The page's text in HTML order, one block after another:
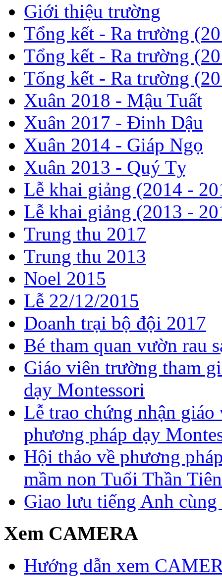
Giới thiệu trường
Tổng kết - Ra trường
Tổng kết - Ra trường
Tổng kết - Ra trường
Xuân 2018 - Mậu Tuất
Xuân 2017 - Đinh Dậu
Xuân 2014 - Giáp Ngọ
Xuân 2013 - Quý Tỵ
Lễ khai giảng (2014 -
Lễ khai giảng (2013 -
Trung thu 2017
Trung thu 2013
Noel 2015
Lễ 22/12/2015
Doanh trại bộ đội 2017
Bé tham quan vườn rau
Giáo viên trường tham
dạy Montessori
Lễ trao chứng nhận giáo
phương pháp dạy
Hội thảo về phương
mầm non Tuổi Thần Tiên
Giao lưu tiếng Anh
Xem CAMERA
Hướng dẫn xem